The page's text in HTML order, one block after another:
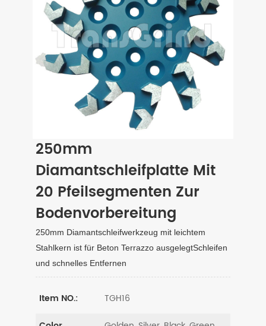
250mm
Diamantschleifplatte Mit
20 Pfeilsegmenten Zur
Bodenvorbereitung
250mm Diamantschleifwerkzeug mit leichtem
Stahlkern ist für Beton Terrazzo ausgelegtSchleifen
und schnelles Entfernen
Item NO.: TGH16